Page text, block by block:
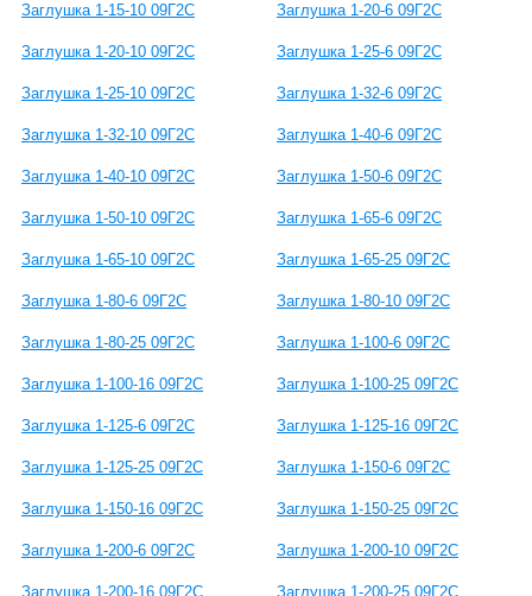
Заглушка 1-15-10 09Г2С Заглушка 1-20-6 09Г2С
Заглушка 1-20-10 09Г2С Заглушка 1-25-6 09Г2С
Заглушка 1-25-10 09Г2С Заглушка 1-32-6 09Г2С
Заглушка 1-32-10 09Г2С Заглушка 1-40-6 09Г2С
Заглушка 1-40-10 09Г2С Заглушка 1-50-6 09Г2С
Заглушка 1-50-10 09Г2С Заглушка 1-65-6 09Г2С
Заглушка 1-65-10 09Г2С Заглушка 1-65-25 09Г2С
Заглушка 1-80-6 09Г2С Заглушка 1-80-10 09Г2С
Заглушка 1-80-25 09Г2С Заглушка 1-100-6 09Г2С
Заглушка 1-100-16 09Г2С Заглушка 1-100-25 09Г2С
Заглушка 1-125-6 09Г2С Заглушка 1-125-16 09Г2С
Заглушка 1-125-25 09Г2С Заглушка 1-150-6 09Г2С
Заглушка 1-150-16 09Г2С Заглушка 1-150-25 09Г2С
Заглушка 1-200-6 09Г2С Заглушка 1-200-10 09Г2С
Заглушка 1-200-16 09Г2С Заглушка 1-200-25 09Г2С